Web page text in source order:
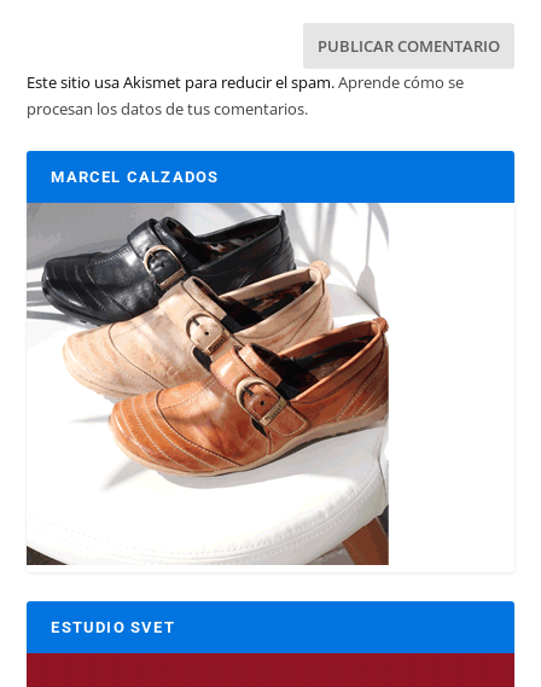
Este sitio usa Akismet para reducir el spam.Aprende cómo se
procesan los datos de tus comentarios.
MARCEL CALZADOS
ESTUDIO SVET